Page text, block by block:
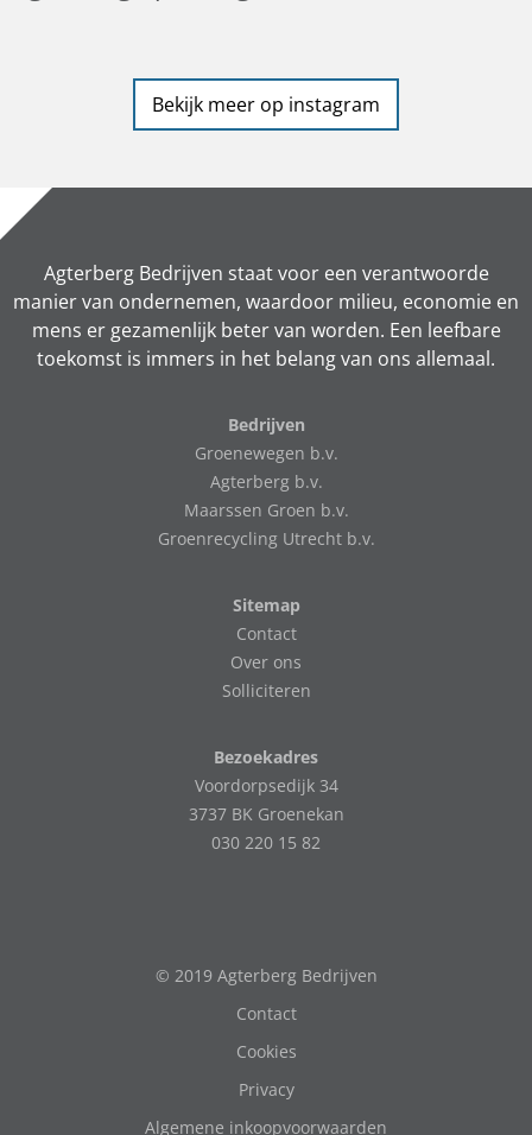
Bekijk meer op instagram
Agterberg Bedrijven staat voor een verantwoorde
manier van ondernemen, waardoor milieu, economie en
mens er gezamenlijk beter van worden. Een leefbare
toekomst is immers in het belang van ons allemaal.
Bedrijven
Groenewegen b.v.
Agterberg b.v.
Maarssen Groen b.v.
Groenrecycling Utrecht b.v.
Sitemap
Contact
Over ons
Solliciteren
Bezoekadres
Voordorpsedijk 34
3737 BK Groenekan
030 220 15 82
© 2019 Agterberg Bedrijven
Contact
Cookies
Privacy
Algemene inkoopvoorwaarden